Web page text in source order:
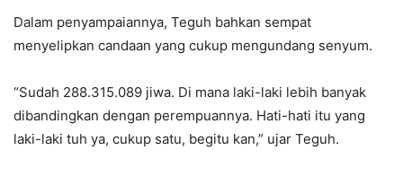
Dalam penyampaiannya, Teguh bahkan sempat
menyelipkan candaan yang cukup mengundang senyum.
“Sudah 288.315.089 jiwa. Di mana laki-laki lebih banyak
dibandingkan dengan perempuannya. Hati-hati itu yang
laki-laki tuh ya, cukup satu, begitu kan,” ujar Teguh.